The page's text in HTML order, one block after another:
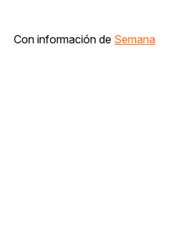
Con información de Semana